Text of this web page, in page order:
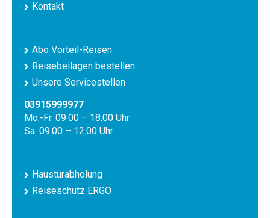
Kontakt
Abo Vorteil-Reisen
Reisebeilagen bestellen
Unsere Servicestellen
03915999977
Mo.-Fr. 09:00 – 18:00 Uhr
Sa. 09:00 – 12:00 Uhr
Haustürabholung
Reiseschutz ERGO